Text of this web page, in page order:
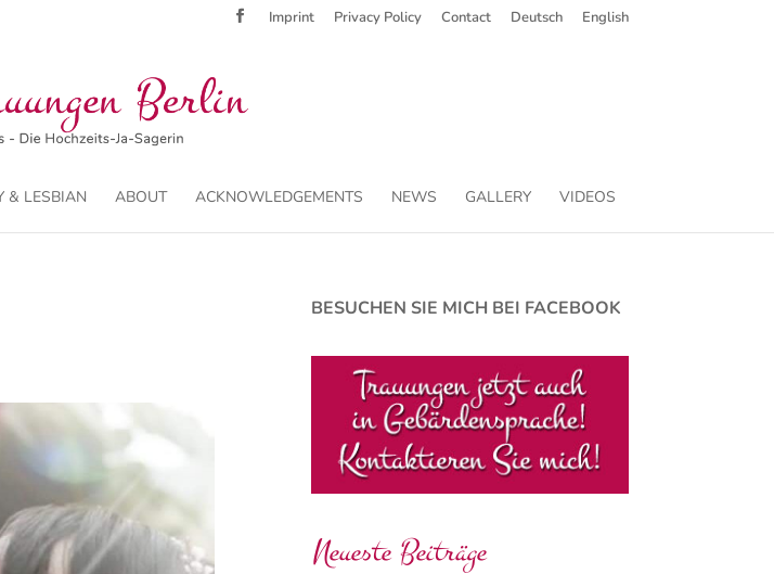
Imprint Privacy Policy Contact Deutsch English
& LESBIAN ABOUT ACKNOWLEDGEMENTS NEWS GALLERY VIDEOS
BESUCHEN SIE MICH BEI FACEBOOK
Neueste Beiträge